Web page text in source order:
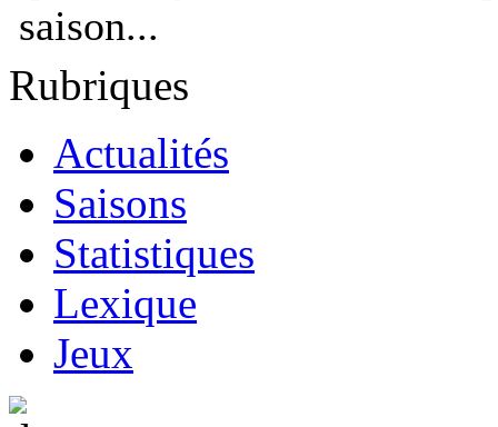
saison...
Rubriques
Actualités
Saisons
Statistiques
Lexique
Jeux